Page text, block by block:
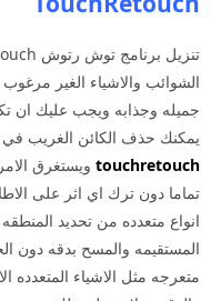
الشوائب والاشياء الغير
جميله وجذابه ويجب عليك ان
يمكنك حذف الكائن الغريب في
touchretouch ويستغرق
تماما دون ترك اي اثر على
انواع متعدده من تحديد
المستقيمه والمسح بدقه دون
متعرجه مثل الاشياء المتعدده